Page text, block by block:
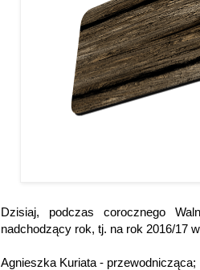
Dzisiaj, podczas corocznego
nadchodzący rok, tj. na rok 2016/17
Agnieszka Kuriata - przewodnicząca;